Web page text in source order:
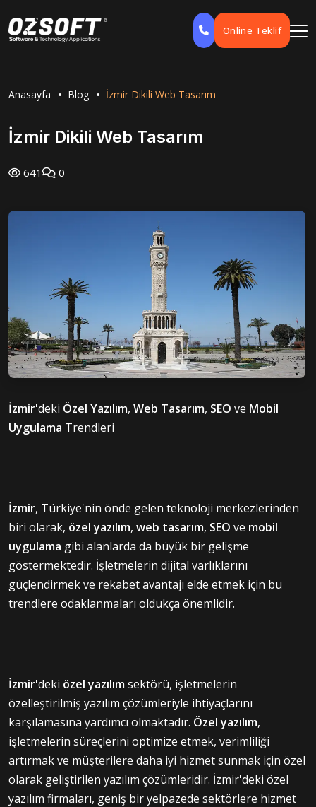
Online Teklif
Anasayfa Blog İzmir Dikili Web Tasarım
İzmir Dikili Web Tasarım
641 0
İzmir'deki Özel Yazılım, Web Tasarım, SEO ve Mobil
Uygulama Trendleri
İzmir, Türkiye'nin önde gelen teknoloji merkezlerinden
biri olarak, özel yazılım, web tasarım, SEO ve mobil
uygulama gibi alanlarda da büyük bir gelişme
göstermektedir. İşletmelerin dijital varlıklarını
güçlendirmek ve rekabet avantajı elde etmek için bu
trendlere odaklanmaları oldukça önemlidir.
İzmir'deki özel yazılımsektörü, işletmelerin
özelleştirilmiş yazılım çözümleriyle ihtiyaçlarını
karşılamasına yardımcı olmaktadır. Özel yazılım,
işletmelerin süreçlerini optimize etmek, verimliliği
artırmak ve müşterilere daha iyi hizmet sunmak için özel
olarak geliştirilen yazılım çözümleridir. İzmir'deki özel
yazılım firmaları, geniş bir yelpazede sektörlere hizmet